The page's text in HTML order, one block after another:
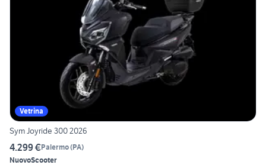
Vetrina
Sym Joyride 300 2026
4.299 €Palermo(PA)
NuovoScooter